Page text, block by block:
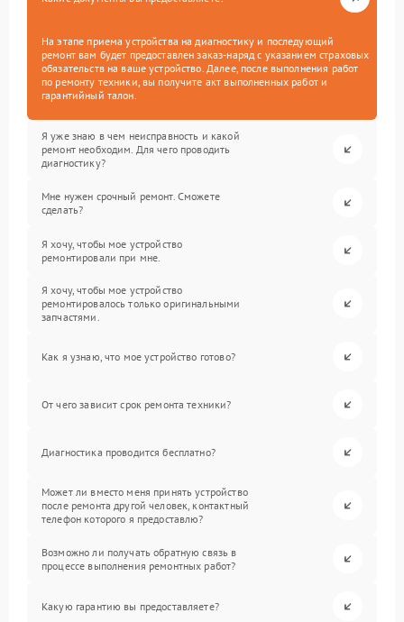
На этапе приема устройства на диагностику и последующий
ремонт вам будет предоставлен заказ-наряд с указанием страховых
обязательств на ваше устройство. Далее, после выполнения работ
по ремонту техники, вы получите акт выполненных работ и
гарантийный талон.
Я уже знаю в чем неисправность и какой
ремонт необходим. Для чего проводить
диагностику?
Мне нужен срочный ремонт. Сможете
сделать?
Я хочу, чтобы мое устройство
ремонтировали при мне.
Я хочу, чтобы мое устройство
ремонтировалось только оригинальными
запчастями.
Как я узнаю, что мое устройство готово?
От чего зависит срок ремонта техники?
Диагностика проводится бесплатно?
Может ли вместо меня принять устройство
после ремонта другой человек, контактный
телефон которого я предоставлю?
Возможно ли получать обратную связь в
процессе выполнения ремонтных работ?
Какую гарантию вы предоставляете?